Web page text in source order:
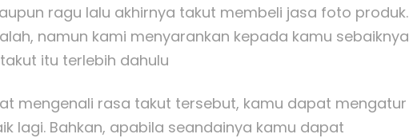
ragu lalu akhirnya takut membeli jasa foto produk.
namun kami menyarankan kepada kamu sebaiknya
itu terlebih dahulu
mengenali rasa takut tersebut, kamu dapat mengatur
lagi. Bahkan, apabila seandainya kamu dapat